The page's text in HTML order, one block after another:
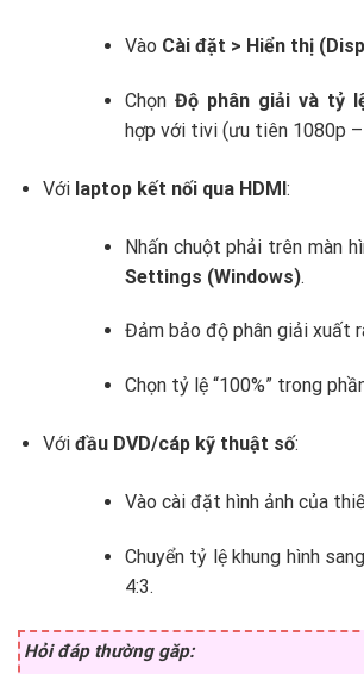
Vào Cài đặt > Hiển thị
Chọn Độ phân giải và tỷ
hợp với tivi (ưu tiên 1080p –
Với laptop kết nối qua HDMI:
Nhấn chuột phải trên màn
Settings (Windows).
Đảm bảo độ phân giải xuất
Chọn tỷ lệ “100%” trong
Với đầu DVD/cáp kỹ thuật số:
Vào cài đặt hình ảnh của
Chuyển tỷ lệ khung hình sang
4:3.
Hỏi đáp thường găp: